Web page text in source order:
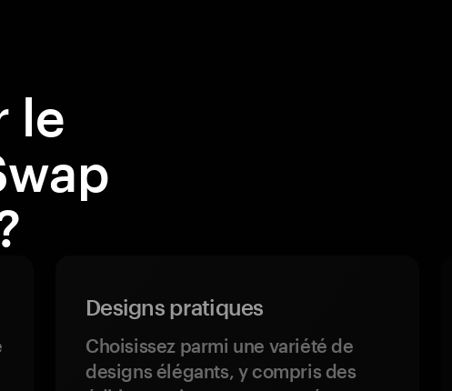
le
Designs pratiques
Choisissez parmi une variété de
designs élégants, y compris des